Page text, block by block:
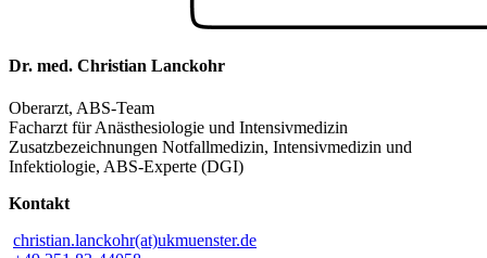
Dr. med. Christian Lanckohr
Oberarzt, ABS-Team
Facharzt für Anästhesiologie und Intensivmedizin
Zusatzbezeichnungen Notfallmedizin, Intensivmedizin und
Infektiologie, ABS-Experte (DGI)
Kontakt
christian.lanckohr(at)ukmuenster.de